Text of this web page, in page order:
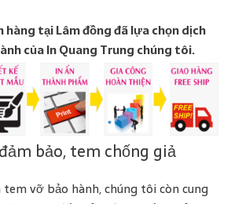
hàng tại Lâm đồng đã lựa chọn dịch
của In Quang Trung chúng tôi.
bảo, tem chống giả
tem vỡ bảo hành, chúng tôi còn cung